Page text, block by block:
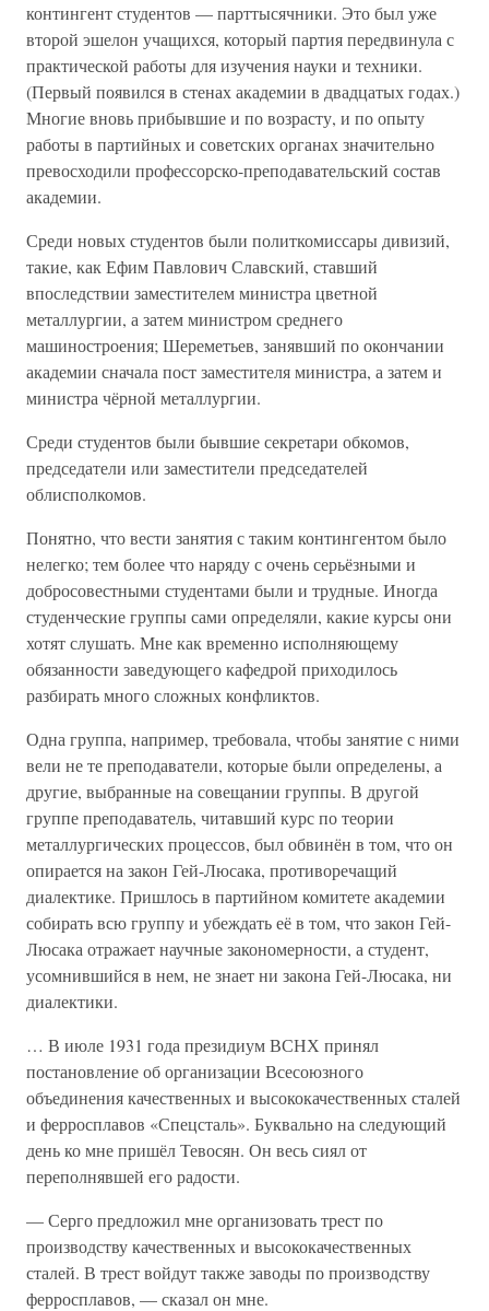
контингент студентов — парттысячники. Это был уже
второй эшелон учащихся, который партия передвинула с
практической работы для изучения науки и техники.
(Первый появился в стенах академии в двадцатых годах.)
Многие вновь прибывшие и по возрасту, и по опыту
работы в партийных и советских органах значительно
превосходили профессорско-преподавательский состав
академии.
Среди новых студентов были политкомиссары дивизий,
такие, как Ефим Павлович Славский, ставший
впоследствии заместителем министра цветной
металлургии, а затем министром среднего
машиностроения; Шереметьев, занявший по окончании
академии сначала пост заместителя министра, а затем и
министра чёрной металлургии.
Среди студентов были бывшие секретари обкомов,
председатели или заместители председателей
облисполкомов.
Понятно, что вести занятия с таким контингентом было
нелегко; тем более что наряду с очень серьёзными и
добросовестными студентами были и трудные. Иногда
студенческие группы сами определяли, какие курсы они
хотят слушать. Мне как временно исполняющему
обязанности заведующего кафедрой приходилось
разбирать много сложных конфликтов.
Одна группа, например, требовала, чтобы занятие с ними
вели не те преподаватели, которые были определены, а
другие, выбранные на совещании группы. В другой
группе преподаватель, читавший курс по теории
металлургических процессов, был обвинён в том, что он
опирается на закон Гей-Люсака, противоречащий
диалектике. Пришлось в партийном комитете академии
собирать всю группу и убеждать её в том, что закон Гей-
Люсака отражает научные закономерности, а студент,
усомнившийся в нем, не знает ни закона Гей-Люсака, ни
диалектики.
… В июле 1931 года президиум ВСНХ принял
постановление об организации Всесоюзного
объединения качественных и высококачественных сталей
и ферросплавов «Спецсталь». Буквально на следующий
день ко мне пришёл Тевосян. Он весь сиял от
переполнявшей его радости.
— Серго предложил мне организовать трест по
производству качественных и высококачественных
сталей. В трест войдут также заводы по производству
ферросплавов, — сказал он мне.